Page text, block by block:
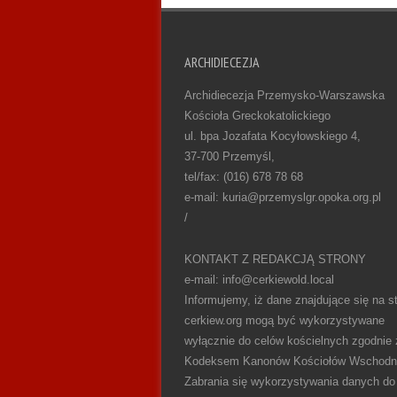
ARCHIDIECEZJA
Archidiecezja Przemysko-Warszawska
Kościoła Greckokatolickiego
ul. bpa Jozafata Kocyłowskiego 4,
37-700 Przemyśl,
tel/fax: (016) 678 78 68
e-mail: kuria@przemyslgr.opoka.org.pl
/
KONTAKT Z REDAKCJĄ STRONY
e-mail: info@cerkiewold.local
Informujemy, iż dane znajdujące się na
cerkiew.org mogą być wykorzystywane
wyłącznie do celów kościelnych zgodnie
Kodeksem Kanonów Kościołów
Zabrania się wykorzystywania danych